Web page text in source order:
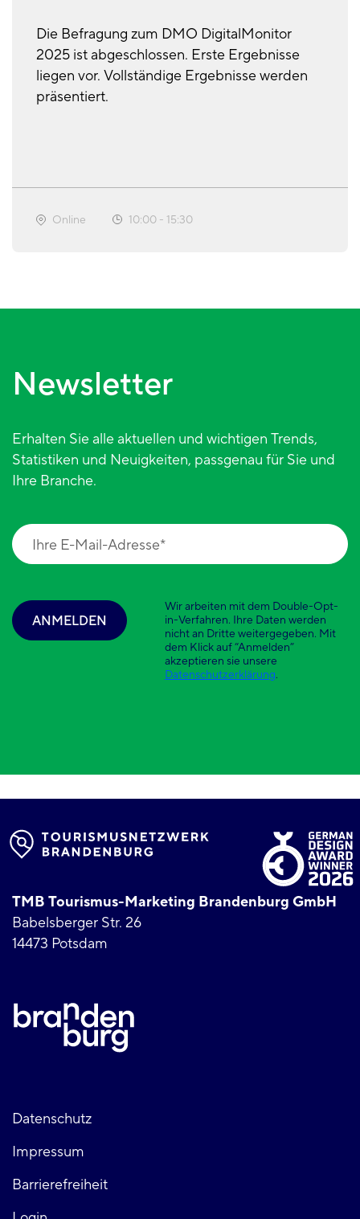
Die Befragung zum DMO DigitalMonitor
2025 ist abgeschlossen. Erste Ergebnisse
liegen vor. Vollständige Ergebnisse werden
präsentiert.
Online 10:00 - 15:30
Newsletter
Erhalten Sie alle aktuellen und wichtigen Trends,
Statistiken und Neuigkeiten, passgenau für Sie und
Ihre Branche.
Wir arbeiten mit dem Double-Opt-
in-Verfahren. Ihre Daten werden
nicht an Dritte weitergegeben. Mit
dem Klick auf “Anmelden”
akzeptieren sie unsere
Datenschutzerklärung.
ANMELDEN
TMB Tourismus-Marketing Brandenburg GmbH
Babelsberger Str. 26
14473 Potsdam
Fußzeile
links
Datenschutz
Impressum
Barrierefreiheit